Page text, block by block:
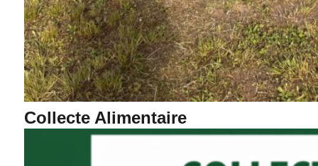
Collecte Alimentaire